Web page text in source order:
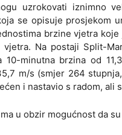
uzrokovati iznimno
se opisuje prosjekom
brzine vjetra
Na postaji Split-
10-minutna brzina od
m/s (smjer 264
i nastavio s radom, ali
u obzir mogućnost da